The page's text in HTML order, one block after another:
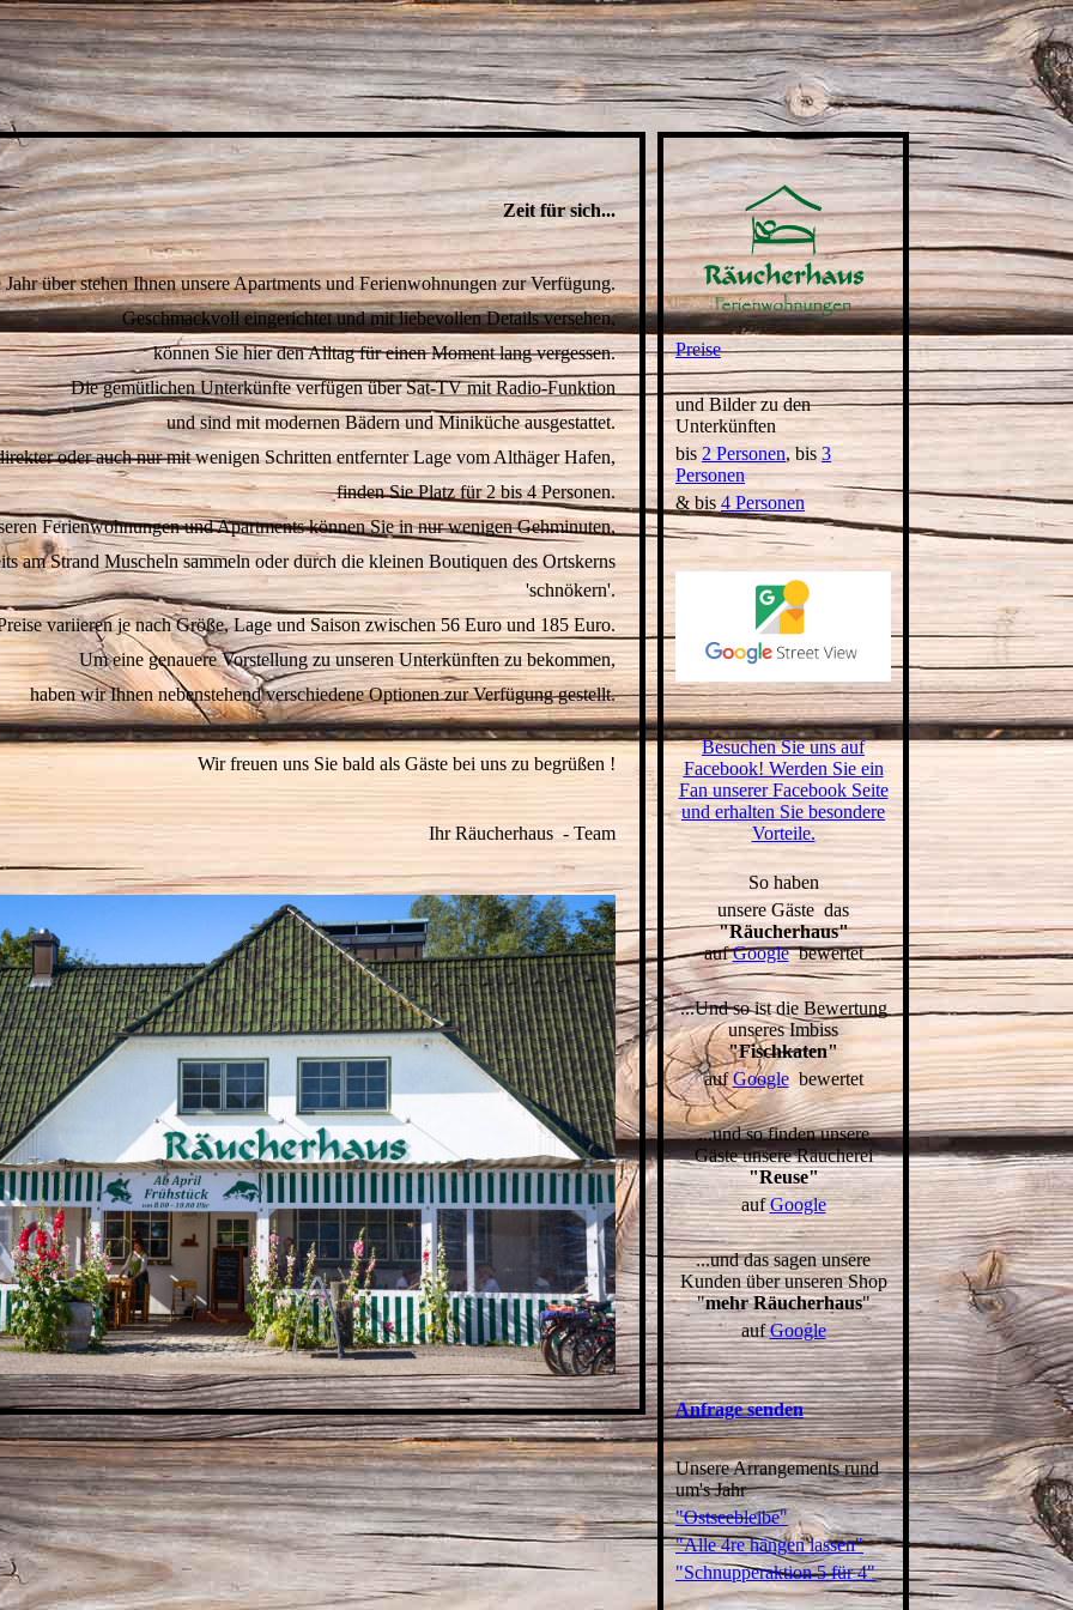
Zeit für sich...
Jahr über stehen Ihnen unsere Apartments und Ferienwohnungen zur Verfügung.
Geschmackvoll eingerichtet und mit liebevollen Details versehen,
können Sie hier den Alltag für einen Moment lang vergessen.
Die gemütlichen Unterkünfte verfügen über Sat-TV mit Radio-Funktion
und sind mit modernen Bädern und Miniküche ausgestattet.
oder auch nur mit wenigen Schritten entfernter Lage vom Althäger Hafen,
finden Sie Platz für 2 bis 4 Personen.
Ferienwohnungen und Apartments können Sie in nur wenigen Gehminuten,
am Strand Muscheln sammeln oder durch die kleinen Boutiquen des Ortskerns
'schnökern'.
variieren je nach Größe, Lage und Saison zwischen 56 Euro und 185 Euro.
Um eine genauere Vorstellung zu unseren Unterkünften zu bekommen,
haben wir Ihnen nebenstehend verschiedene Optionen zur Verfügung gestellt.
Wir freuen uns Sie bald als Gäste bei uns zu begrüßen !
Ihr Räucherhaus - Team
Preise
undBilderzu den
Unterkünften
bis 2 Personen, bis 3
Personen
& bis 4 Personen
Besuchen Sie uns auf
Facebook! Werden Sie ein
Fan unserer Facebook Seite
und erhalten Sie besondere
Vorteile.
So haben
unsere Gäste das
"Räucherhaus"
aufGooglebewertet
...Und so ist die Bewertung
unseres Imbiss
"Fischkaten"
aufGooglebewertet
...und so finden unsere
Gäste unsere Räucherei
"Reuse"
aufGoogle
...und das sagen unsere
Kunden über unseren Shop
"mehr Räucherhaus"
aufGoogle
Anfrage senden
Unsere Arrangements rund
um's Jahr
"Ostseebleibe"
"Alle 4re hängen lassen"
"Schnupperaktion 5 für 4"